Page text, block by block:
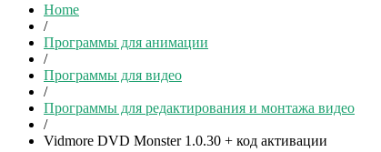
Home
/
Программы для анимации
/
Программы для видео
/
Программы для редактирования и монтажа видео
/
Vidmore DVD Monster 1.0.30 + код активации